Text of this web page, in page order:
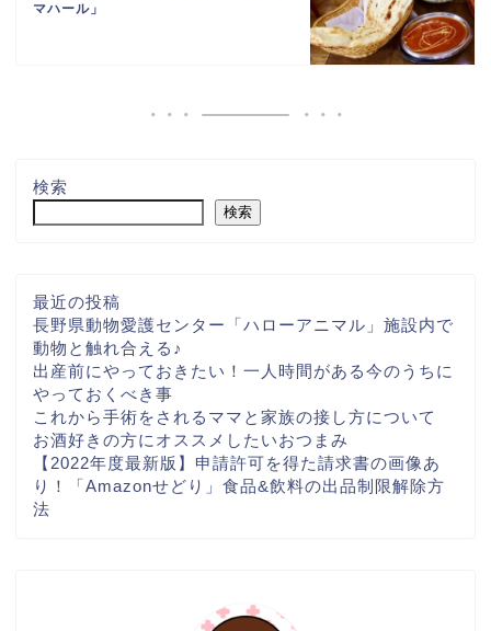
マハール」
検索
検索
最近の投稿
長野県動物愛護センター「ハローアニマル」施設内で
動物と触れ合える♪
出産前にやっておきたい！一人時間がある今のうちに
やっておくべき事
これから手術をされるママと家族の接し方について
お酒好きの方にオススメしたいおつまみ
【2022年度最新版】申請許可を得た請求書の画像あ
り！「Amazonせどり」食品&飲料の出品制限解除方
法